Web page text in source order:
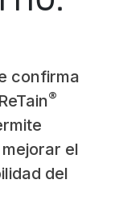
confirma
®
el
del